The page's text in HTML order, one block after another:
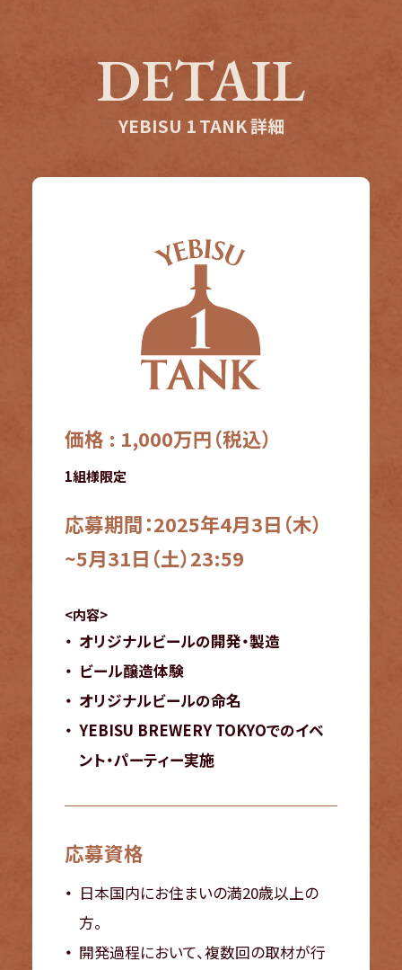
DETAIL
YEBISU 1 TANK 詳細
価格 : 1,000万円（税込）
1組様限定
応募期間：2025年4月3日（木）
~5月31日（土）23:59
<内容>
オリジナルビールの開発・製造
ビール醸造体験
オリジナルビールの命名
YEBISU BREWERY TOKYOでのイベ
ント・パーティー実施
応募資格
日本国内にお住まいの満20歳以上の
方。
開発過程において、複数回の取材が行